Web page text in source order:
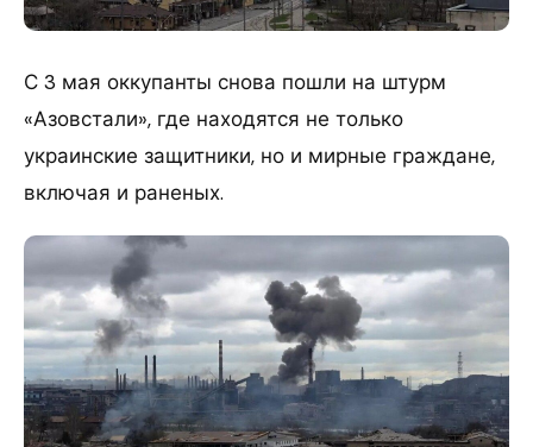
С 3 мая оккупанты снова пошли на штурм
«Азовстали», где находятся не только
украинские защитники, но и мирные граждане,
включая и раненых.